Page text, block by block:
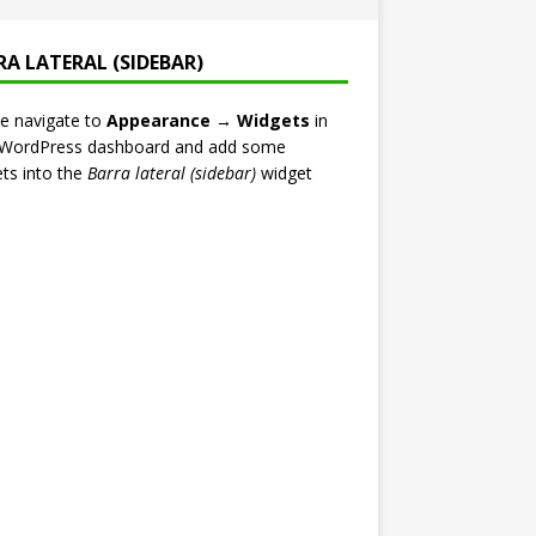
LATERAL (SIDEBAR)
navigate to Appearance → Widgets in
dashboard and add some
into the Barra lateral (sidebar)widget